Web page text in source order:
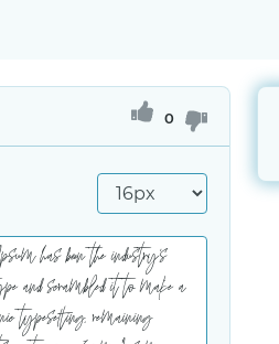
0